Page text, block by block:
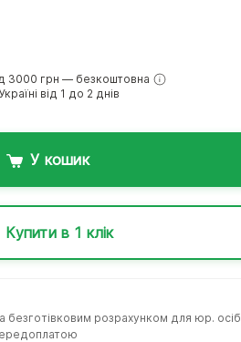
3000 грн — безкоштовна
від 1 до 2 днів
У кошик
Купити в 1 клік
безготівковим розрахунком для юр. осіб